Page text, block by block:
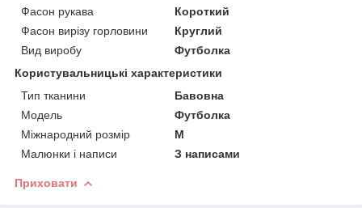
Фасон рукава
Короткий
Фасон вирізу горловини
Круглий
Вид виробу
Футболка
Користувальницькі характеристики
Тип тканини
Бавовна
Модель
Футболка
Міжнародний розмір
M
Малюнки і написи
З написами
Приховати